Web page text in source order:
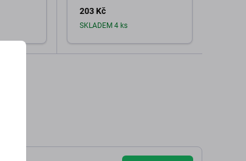
203 Kč
SKLADEM 4 ks